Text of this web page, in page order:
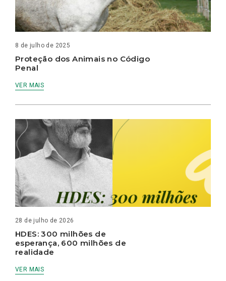
8 de julho de 2025
Proteção dos Animais no Código
Penal
VER MAIS
28 de julho de 2026
HDES: 300 milhões de
esperança, 600 milhões de
realidade
VER MAIS